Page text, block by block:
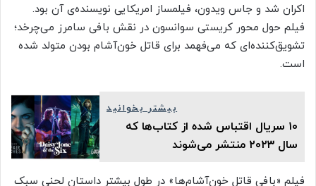
اکران شد و جاس ویدون، فیلمساز امریکایی نویسنده‌ی آن بود.
فیلم حول محور کریستی سوانسون در نقش بافی سامرز می‌چرخد؛
تشویق‌کننده‌ای که می‌فهمد برای قاتل خون‌آشام بودن متولد شده
است.
بیشتر بخوانید
۱۰ سریال اقتباس شده از کتاب‌ها که
سال ۲۰۲۳ منتشر می‌شوند
فیلم «بافی قاتل خون‌آشام‌ها» در طول بیشتر داستان لحنی سبک